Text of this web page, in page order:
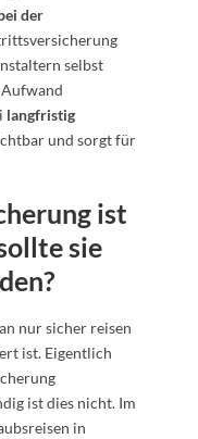
der
selbst
langfristig
und sorgt für
ist
sie
nur sicher reisen
ist. Eigentlich
ist dies nicht. Im
in